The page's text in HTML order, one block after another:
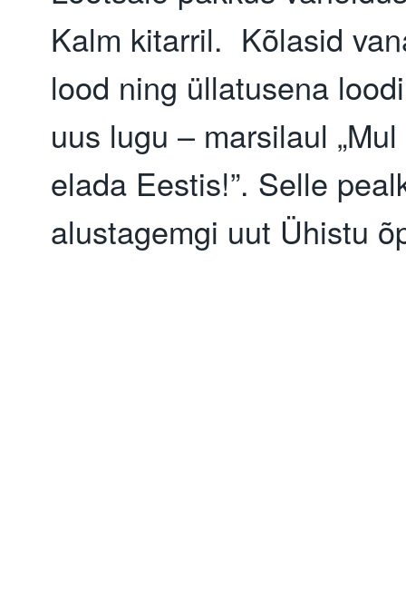
Kalm kitarril. Kõlasid
lood ning üllatusena
uus lugu – marsilaul
elada Eestis!”. Selle
alustagemgi uut Ühistu